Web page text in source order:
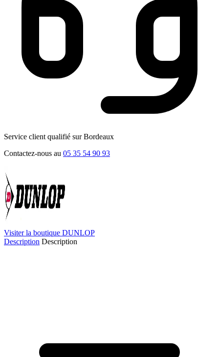
Service client qualifié sur Bordeaux
Contactez-nous au 05 35 54 90 93
Visiter la boutique DUNLOP
Description Description